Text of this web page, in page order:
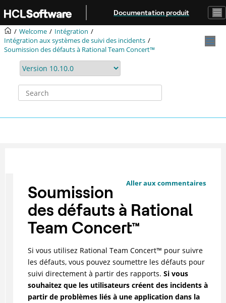
Documentation produit
Welcome
Intégration
Intégration aux systèmes de suivi des incidents
Soumission des défauts à Rational Team Concert™
Aller aux commentaires
Soumission
des défauts à Rational
Team Concert™
Si vous utilisez Rational Team Concert™ pour suivre
les défauts, vous pouvez soumettre les défauts pour
suivi directement à partir des rapports. Si vous
souhaitez que les utilisateurs créent des incidents à
partir de problèmes liés à une application dans la